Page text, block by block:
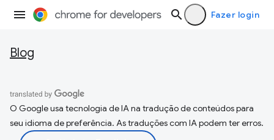
Fazer login
Blog
O Google usa tecnologia de IA na tradução de conteúdos para
seu idioma de preferência. As traduções com IA podem ter erros.